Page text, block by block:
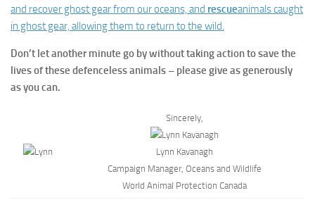
and recover ghost gear from our oceans, and rescueanimals caught
in ghost gear, allowing them to return to the wild.
Don’t let another minute go by without taking action to save the
lives of these defenceless animals – please give as generously
as you can.
Sincerely,
Lynn Kavanagh
Campaign Manager, Oceans and Wildlife
World Animal Protection Canada